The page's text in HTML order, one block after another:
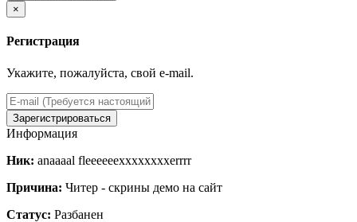
×
Регистрация
Укажите, пожалуйста, свой e-mail.
Зарегистрироваться
Информация
Ник: anaaaal fleeeeeexxxxxxxxerrrr
Причина: Читер - скрины демо на сайт
Статус: Разбанен